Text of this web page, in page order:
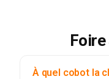
À quel cobot la